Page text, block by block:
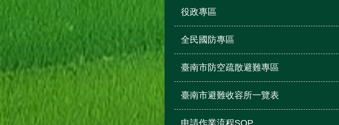
役政專區
全民國防專區
臺南市防空疏散避難專區
臺南市避難收容所一覽表